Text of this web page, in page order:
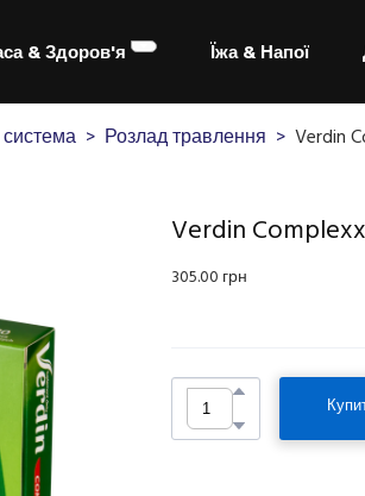
& Здоров'я Їжа & Напої
Розлад травлення Verdin
Verdin
305.00 грн